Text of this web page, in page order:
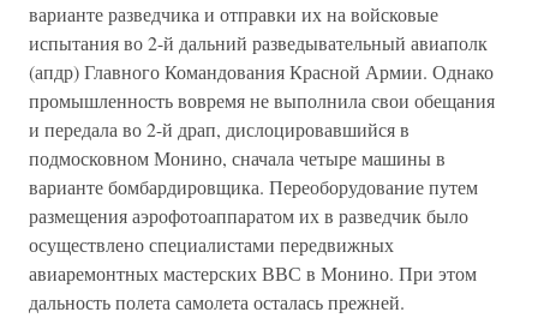
варианте разведчика и отправки их на войсковые
испытания во 2-й дальний разведывательный авиаполк
(апдр) Главного Командования Красной Армии. Однако
промышленность вовремя не выполнила свои обещания
и передала во 2-й драп, дислоцировавшийся в
подмосковном Монино, сначала четыре машины в
варианте бомбардировщика. Переоборудование путем
размещения аэрофотоаппаратом их в разведчик было
осуществлено специалистами передвижных
авиаремонтных мастерских ВВС в Монино. При этом
дальность полета самолета осталась прежней.